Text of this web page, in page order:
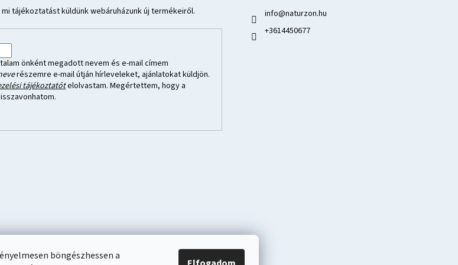
böngészhessen a
tájékoztatást küldünk webáruházunk új termékeiről.
önként megadott nevem és e-mail címem
részemre e-mail útján hírleveleket, ajánlatokat küldjön.
tájékoztatótelolvastam. Megértettem, hogy a
info@naturzon.hu
+3614450677